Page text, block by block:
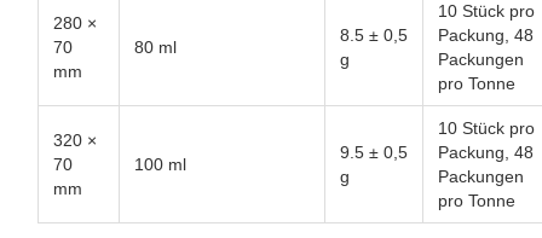
280 ×
70
mm
80 ml
8.5 ± 0,5
g
10 Stück pro
Packung, 48
Packungen
pro Tonne
320 ×
70
mm
100 ml
9.5 ± 0,5
g
10 Stück pro
Packung, 48
Packungen
pro Tonne